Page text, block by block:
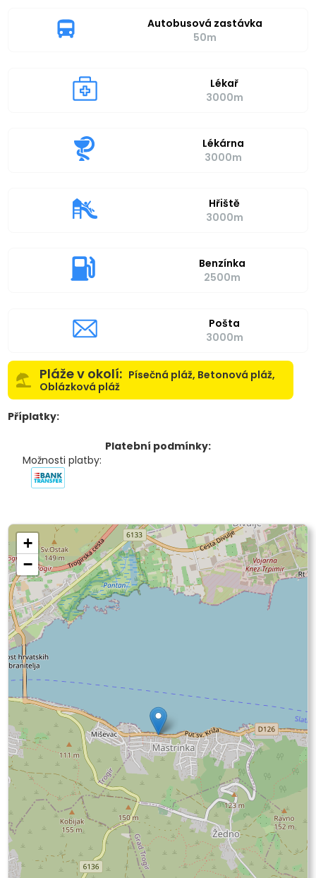
Autobusová zastávka
50m
Lékař
3000m
Lékárna
3000m
Hřiště
3000m
Benzínka
2500m
Pošta
3000m
Pláže v okolí: Písečná pláž, Betonová pláž,
Oblázková pláž
Příplatky:
Platební podmínky:
Možnosti platby:
+
−